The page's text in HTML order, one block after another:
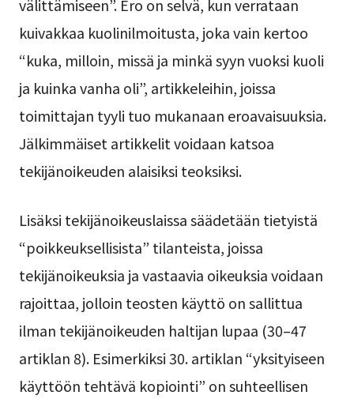
välittämiseen”. Ero on selvä, kun verrataan
kuivakkaa kuolinilmoitusta, joka vain kertoo
“kuka, milloin, missä ja minkä syyn vuoksi kuoli
ja kuinka vanha oli”, artikkeleihin, joissa
toimittajan tyyli tuo mukanaan eroavaisuuksia.
Jälkimmäiset artikkelit voidaan katsoa
tekijänoikeuden alaisiksi teoksiksi.
Lisäksi tekijänoikeuslaissa säädetään tietyistä
“poikkeuksellisista” tilanteista, joissa
tekijänoikeuksia ja vastaavia oikeuksia voidaan
rajoittaa, jolloin teosten käyttö on sallittua
ilman tekijänoikeuden haltijan lupaa (30–47
artiklan 8). Esimerkiksi 30. artiklan “yksityiseen
käyttöön tehtävä kopiointi” on suhteellisen